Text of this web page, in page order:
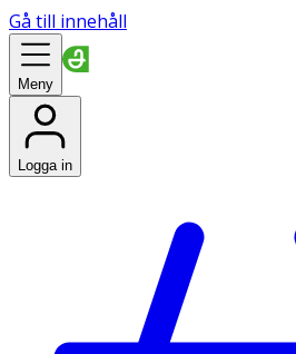
Gå till innehåll
Meny
Logga in